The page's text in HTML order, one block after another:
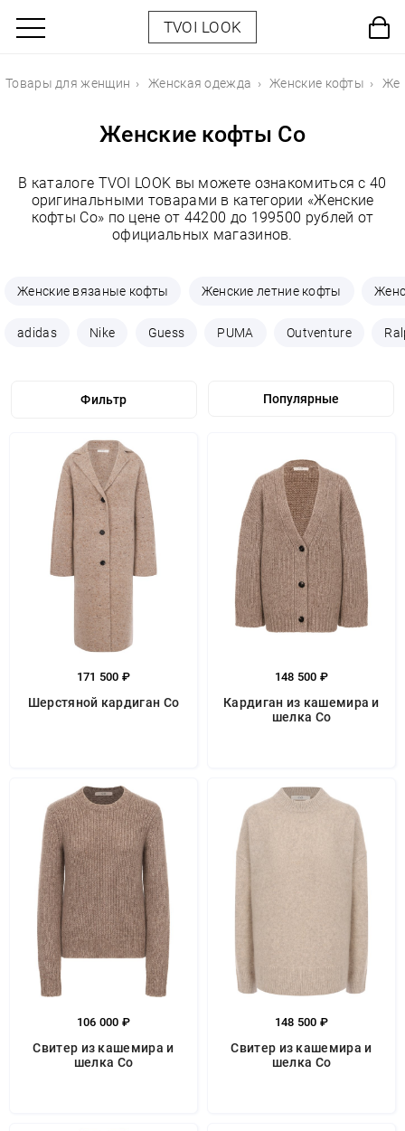
TVOI LOOK
Товары для женщин Женская одежда Женские кофты
Женские кофты Co
В каталоге TVOI LOOK вы можете ознакомиться с 40
оригинальными товарами в категории «Женские
кофты Co» по цене от 44200 до 199500 рублей от
официальных магазинов.
Женские вязаные кофты Женские летние кофты
adidas Nike Guess PUMA Outventure
Фильтр
171 500 ₽
Шерстяной кардиган Co
148 500 ₽
Кардиган из кашемира и
шелка Co
106 000 ₽
Свитер из кашемира и
шелка Co
148 500 ₽
Свитер из кашемира и
шелка Co